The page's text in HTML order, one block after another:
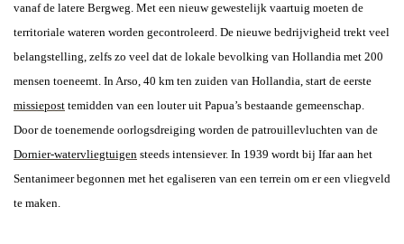
vanaf de latere Bergweg. Met een nieuw gewestelijk vaartuig moeten de
territoriale wateren worden gecontroleerd. De nieuwe bedrijvigheid trekt veel
belangstelling, zelfs zo veel dat de lokale bevolking van Hollandia met 200
mensen toeneemt. In Arso, 40 km ten zuiden van Hollandia, start de eerste
missiepost temidden van een louter uit Papua’s bestaande gemeenschap.
Door de toenemende oorlogsdreiging worden de patrouillevluchten van de
Dornier-watervliegtuigen steeds intensiever. In 1939 wordt bij Ifar aan het
Sentanimeer begonnen met het egaliseren van een terrein om er een vliegveld
te maken.